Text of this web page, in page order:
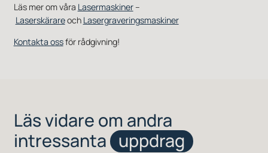
Läs mer om våra Lasermaskiner–
Laserskärareoch Lasergraveringsmaskiner
Kontakta ossför rådgivning!
Läs vidare om andra
intressanta uppdrag